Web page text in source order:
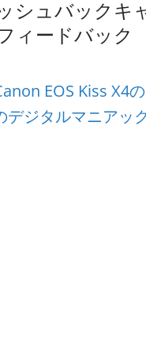
シュバックキ
ィードバック
EOS Kiss X4
ジタルマニアッ